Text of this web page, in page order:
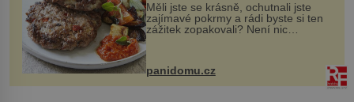
Měli jste se krásně, ochutnali jste
zajímavé pokrmy a rádi byste si ten
zážitek zopakovali? Není nic
snazšího. Pljeskavica (10 porcí)
Možná jste ji ochutnali na dovolené v
panidomu.cz